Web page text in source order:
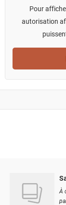
Pour
autorisation
À